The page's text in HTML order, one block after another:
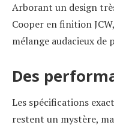
Arborant un design
Cooper en finition
mélange audacieux de
Des
Les spécifications
restent un mystère,